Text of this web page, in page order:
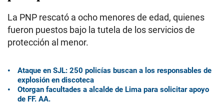
La PNP rescató a ocho menores de edad, quienes
fueron puestos bajo la tutela de los servicios de
protección al menor.
Ataque en SJL: 250 policías buscan a los responsables de
explosión en discoteca
Otorgan facultades a alcalde de Lima para solicitar apoyo
de FF. AA.